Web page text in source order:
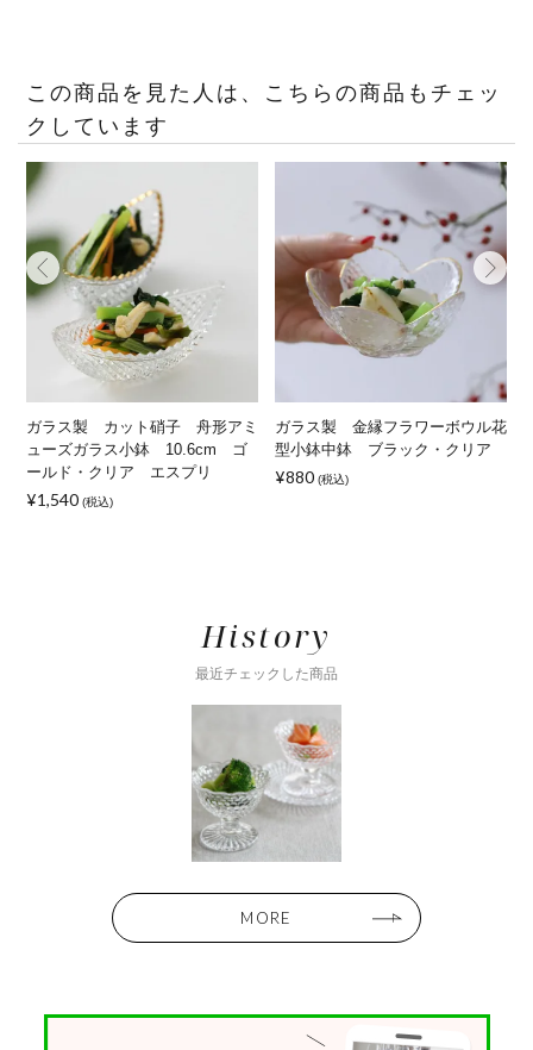
この商品を見た人は、こちらの商品もチェッ
クしています
ガラス製 カット硝子 舟形アミ
ューズガラス小鉢 10.6cm ゴ
ールド・クリア エスプリ
¥1,540 (税込)
ガラス製 金縁フラワーボウル花
型小鉢中鉢 ブラック・クリア
¥880 (税込)
History
最近チェックした商品
MORE